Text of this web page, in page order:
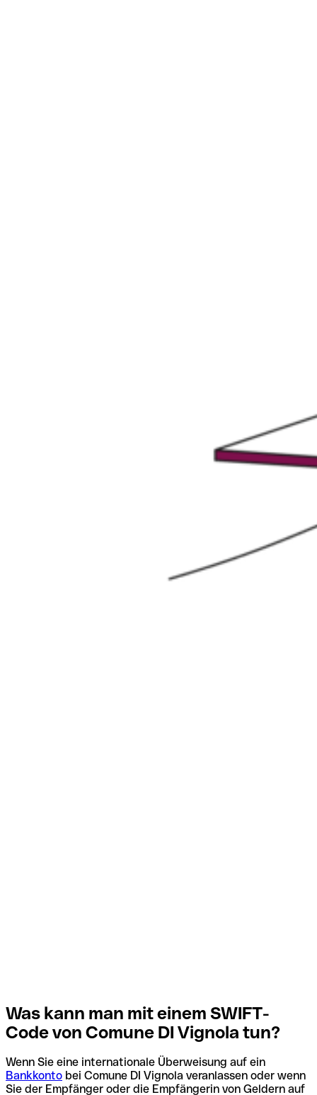
Was kann man mit einem SWIFT-
Code von Comune DI Vignola tun?
Wenn Sie eine internationale Überweisung auf ein
Bankkonto bei Comune DI Vignola veranlassen oder wenn
Sie der Empfänger oder die Empfängerin von Geldern auf